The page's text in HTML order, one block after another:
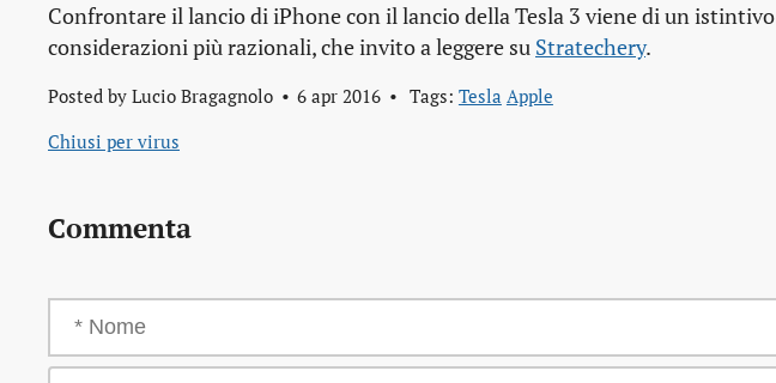
Confrontare il lancio di iPhone con il lancio della Tesla 3 viene di un istintivo
considerazioni più razionali, che invito a leggere su Stratechery.
Posted by Lucio Bragagnolo 6 apr 2016 Tags: Tesla Apple
Chiusi per virus
Commenta